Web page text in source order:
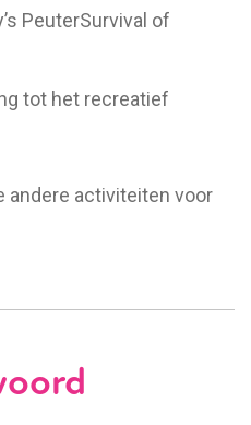
PeuterSurvival of
tot het recreatief
andere activiteiten voor